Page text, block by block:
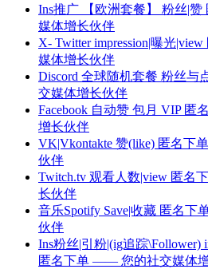
Ins推广 【欧洲套餐】 粉丝|
媒体增长伙伴
X- Twitter impression|曝光
媒体增长伙伴
Discord 全球随机套餐 粉丝
交媒体增长伙伴
Facebook 自动赞 包月 VIP
增长伙伴
VK|Vkontakte 赞(like) 匿名
伙伴
Twitch.tv 观看人数|view 匿
长伙伴
音乐Spotify Save|收藏 匿名
伙伴
Ins粉丝|引粉|(ig追踪\Follower)
匿名下单 —— 您的社交媒体